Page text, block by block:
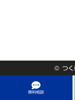
© つ
無料相談